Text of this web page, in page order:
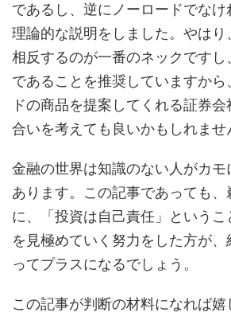
であるし、逆にノーロードでなけ
理論的な説明をしました。やは
相反するのが一番のネックですし
であることを推奨していますか
ドの商品を提案してくれる証券
合いを考えても良いかもしれませ
金融の世界は知識のない人がカモ
あります。この記事であっても
に、「投資は自己責任」という
を見極めていく努力をした方が、
ってプラスになるでしょう。
この記事が判断の材料になれば嬉